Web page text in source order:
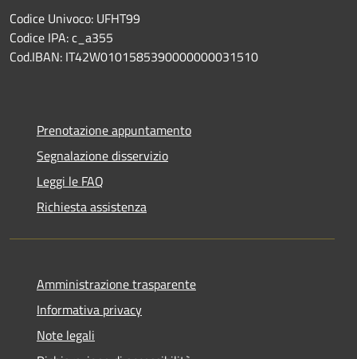
Codice Univoco: UFHT99
Codice IPA: c_a355
Cod.IBAN: IT42W0101585390000000031510
Prenotazione appuntamento
Segnalazione disservizio
Leggi le FAQ
Richiesta assistenza
Amministrazione trasparente
Informativa privacy
Note legali